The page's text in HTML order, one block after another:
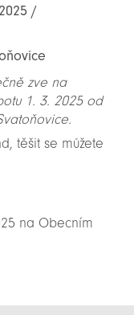
/
zve na
1. 3. 2025 od
těšit se můžete
na Obecním